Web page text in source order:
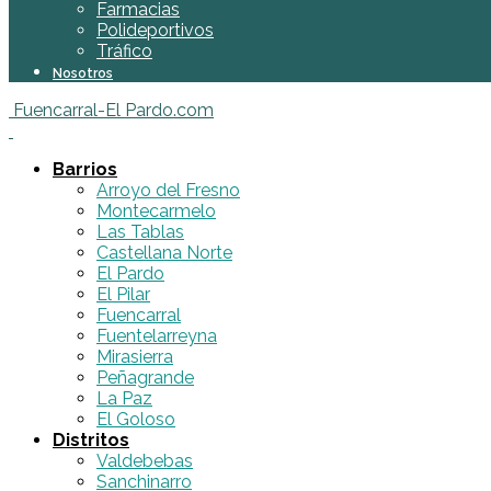
Farmacias
Polideportivos
Tráfico
Nosotros
Fuencarral-El Pardo.com
Barrios
Arroyo del Fresno
Montecarmelo
Las Tablas
Castellana Norte
El Pardo
El Pilar
Fuencarral
Fuentelarreyna
Mirasierra
Peñagrande
La Paz
El Goloso
Distritos
Valdebebas
Sanchinarro